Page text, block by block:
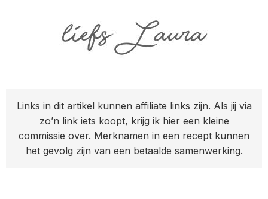
Links in dit artikel kunnen affiliate links zijn. Als jij via
zo’n link iets koopt, krijg ik hier een kleine
commissie over. Merknamen in een recept kunnen
het gevolg zijn van een betaalde samenwerking.